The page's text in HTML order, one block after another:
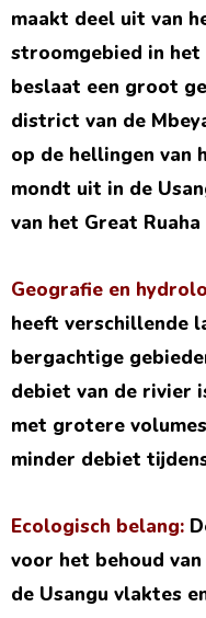
maakt deel uit van
stroomgebied in het
beslaat een groot
district van de
op de hellingen van
mondt uit in de
van het Great
Geografie en
heeft verschillende
bergachtige
debiet van de rivier
met grotere
minder debiet
Ecologisch belang:
voor het behoud
de Usangu vlaktes